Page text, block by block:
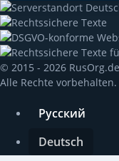
© 2015 - 2026
Alle Rechte vorbehalten.
Русский
Deutsch